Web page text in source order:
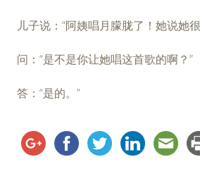
儿子说：“阿姨唱月朦胧了！她说她
问：“是不是你让她唱这首歌的啊？”
答：“是的。”